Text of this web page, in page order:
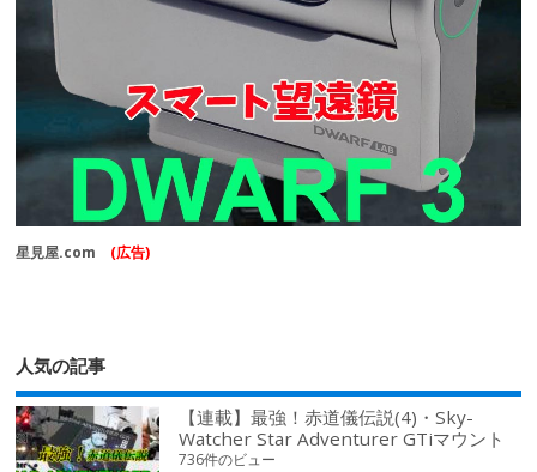
星見屋.com (広告)
人気の記事
【連載】最強！赤道儀伝説(4)・Sky-
Watcher Star Adventurer GTiマウント
736件のビュー